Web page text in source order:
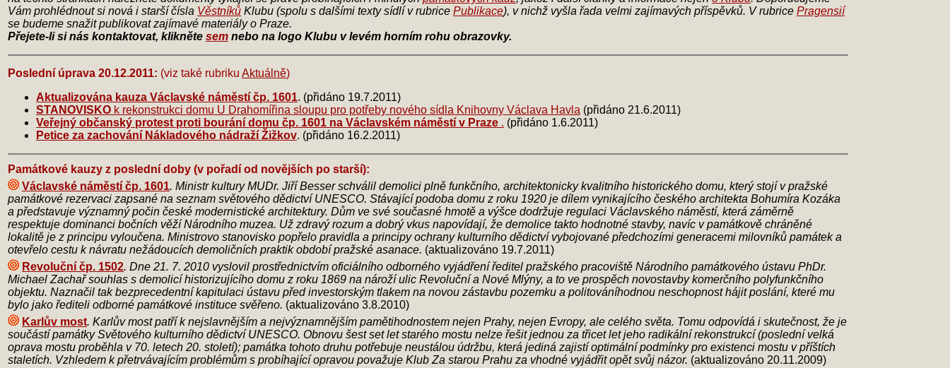
Vám prohlédnout si nová i starší čísla Věstníků Klubu (spolu s dalšími texty sídlí v rubrice Publikace), v nichž vyšla řada velmi zajímavých příspěvků. V rubrice Pragensií
se budeme snažit publikovat zajímavé materiály o Praze.
Přejete-li si nás kontaktovat, klikněte sem nebo na logo Klubu v levém horním rohu obrazovky.
Poslední úprava 20.12.2011: (viz také rubriku Aktuálně)
Aktualizována kauza Václavské náměstí čp. 1601. (přidáno 19.7.2011)
STANOVISKO k rekonstrukci domu U Drahomířina sloupu pro potřeby nového sídla Knihovny Václava Havla (přidáno 21.6.2011)
Veřejný občanský protest proti bourání domu čp. 1601 na Václavském náměstí v Praze . (přidáno 1.6.2011)
Petice za zachování Nákladového nádraží Žižkov. (přidáno 16.2.2011)
Památkové kauzy z poslední doby (v pořadí od novějších po starší):
Václavské náměstí čp. 1601. Ministr kultury MUDr. Jiří Besser schválil demolici plně funkčního, architektonicky kvalitního historického domu, který stojí v pražské
památkové rezervaci zapsané na seznam světového dědictví UNESCO. Stávající podoba domu z roku 1920 je dílem vynikajícího českého architekta Bohumíra Kozáka
a představuje významný počin české modernistické architektury. Dům ve své současné hmotě a výšce dodržuje regulaci Václavského náměstí, která záměrně
respektuje dominanci bočních věží Národního muzea. Už zdravý rozum a dobrý vkus napovídají, že demolice takto hodnotné stavby, navíc v památkově chráněné
lokalitě je z principu vyloučena. Ministrovo stanovisko popřelo pravidla a principy ochrany kulturního dědictví vybojované předchozími generacemi milovníků památek a
otevřelo cestu k návratu nežádoucích demoličních praktik období pražské asanace. (aktualizováno 19.7.2011)
Revoluční čp. 1502. Dne 21. 7. 2010 vyslovil prostřednictvím oficiálního odborného vyjádření ředitel pražského pracoviště Národního památkového ústavu PhDr.
Michael Zachař souhlas s demolicí historizujícího domu z roku 1869 na nároží ulic Revoluční a Nové Mlýny, a to ve prospěch novostavby komerčního polyfunkčního
objektu. Naznačil tak bezprecedentní kapitulaci ústavu před investorským tlakem na novou zástavbu pozemku a politováníhodnou neschopnost hájit poslání, které mu
bylo jako řediteli odborné památkové instituce svěřeno. (aktualizováno 3.8.2010)
Karlův most. Karlův most patří k nejslavnějším a nejvýznamnějším pamětihodnostem nejen Prahy, nejen Evropy, ale celého světa. Tomu odpovídá i skutečnost, že je
součástí památky Světového kulturního dědictví UNESCO. Obnovu šest set let starého mostu nelze řešit jednou za třicet let jeho radikální rekonstrukcí (poslední velká
oprava mostu proběhla v 70. letech 20. století); památka tohoto druhu potřebuje neustálou údržbu, která jediná zajistí optimální podmínky pro existenci mostu v příštích
staletích. Vzhledem k přetrvávajícím problémům s probíhající opravou považuje Klub Za starou Prahu za vhodné vyjádřit opět svůj názor. (aktualizováno 20.11.2009)